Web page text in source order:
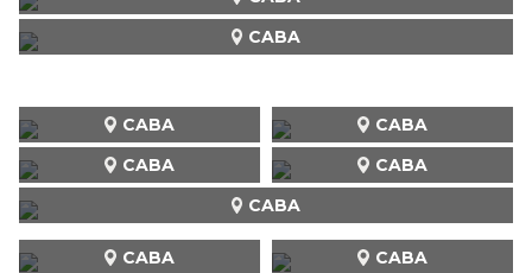
CABA
CABA CABA
CABA
CABA CABA
CABA CABA